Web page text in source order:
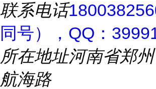
联系电话
同号），QQ：
所在地址河南省郑
航海路